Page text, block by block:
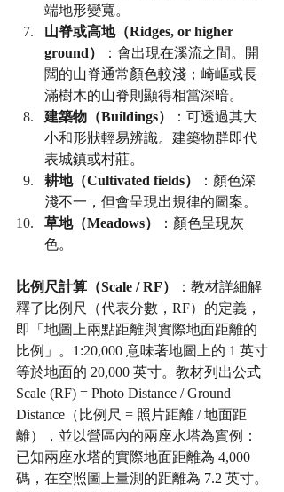
端地形變寬。
山脊或高地（Ridges, or higher
ground）
：會出現在溪流之間。開
闊的山脊通常顏色較淺；崎嶇或長
滿樹木的山脊則顯得相當深暗。
建築物（Buildings）
：可透過其大
小和形狀輕易辨識。建築物群即代
表城鎮或村莊。
耕地（Cultivated fields）
：顏色深
淺不一，但會呈現出規律的圖案。
草地（Meadows）
：顏色呈現灰
色。
比例尺計算（Scale / RF）
：教材詳細解
釋了比例尺（代表分數，RF）的定義，
即「地圖上兩點距離與實際地面距離的
比例」。1:20,000 意味著地圖上的 1 英寸
等於地面的 20,000 英寸。教材列出公式
Scale (RF) = Photo Distance / Ground
Distance（比例尺 = 照片距離 / 地面距
離），並以營區內的兩座水塔為實例：
已知兩座水塔的實際地面距離為 4,000
碼，在空照圖上量測的距離為 7.2 英寸。